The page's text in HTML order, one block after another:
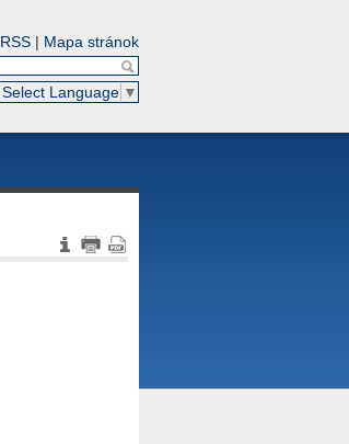
RSS | Mapa stránok
Select Language ▼